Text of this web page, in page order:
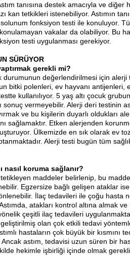
tanısına destek amacıyla ve diğer
kan tetkikleri istenebiliyor. Astımın
fonksiyon testi ile konuluyor.
konulamayan vakalar da olabiliyor. Bu
testi uygulanması gerekiyor.
SÜRÜYOR
gerekli mi?
durumunun değerlendirilmesi için alerji
bitki polenleri, ev hayvanı antijenleri,
kullanılıyor. 5 yaş altı çocuk
sonuç vermeyebilir. Alerji deri testinin
ve bu kişilerin duyarlı oldukları
sağlamaktır. Etken alerjenden
Ülkemizde en sık olarak ev
Alerji testi bugün tüm
nasıl koruma sağlanır?
tetikleyen maddeler belirlenip, bu
Egzersize bağlı gelişen ataklar
İlaç tedavileri ile çoğu hasta
atakları kontrol altına almak
çeşitli ilaç tedavileri
olan çok etkili tedavi
hastaların çok büyük bir kısmını
astım, tedavisi uzun süren bir
hekimle işbirliği içinde olmak